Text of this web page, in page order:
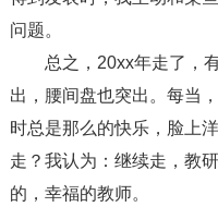
问题。
总之，20xx年走了，
出，腰间盘也突出。每当
时总是那么的快乐，脸上
走？我认为：继续走，教
的，幸福的教师。